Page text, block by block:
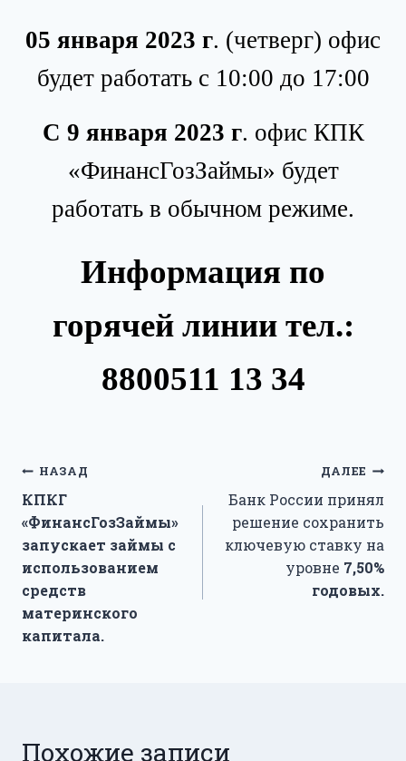
05 января 2023 г. (четверг) офис
будет работать с 10:00 до 17:00
С 9 января 2023 г. офис КПК
«ФинансГозЗаймы» будет
работать в обычном режиме.
Информация по
горячей линии тел.:
8800511 13 34
Навигация
по
записям
НАЗАД
КПКГ
«ФинансГозЗаймы»
запускает займы с
использованием
средств
материнского
капитала.
ДАЛЕЕ
Банк России принял
решение сохранить
ключевую ставку на
уровне 7,50%
годовых.
Похожие записи